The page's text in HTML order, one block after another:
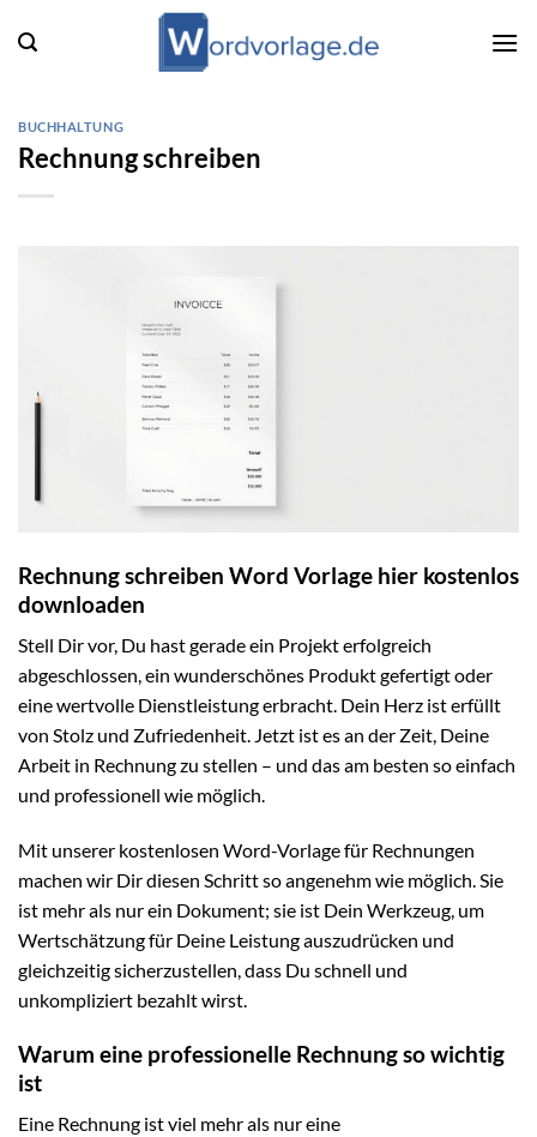
Inhalt
BUCHHALTUNG
Rechnung schreiben
Rechnung schreiben Word Vorlage hier kostenlos
downloaden
Stell Dir vor, Du hast gerade ein Projekt erfolgreich
abgeschlossen, ein wunderschönes Produkt gefertigt oder
eine wertvolle Dienstleistung erbracht. Dein Herz ist erfüllt
von Stolz und Zufriedenheit. Jetzt ist es an der Zeit, Deine
Arbeit in Rechnung zu stellen – und das am besten so einfach
und professionell wie möglich.
Mit unserer kostenlosen Word-Vorlage für Rechnungen
machen wir Dir diesen Schritt so angenehm wie möglich. Sie
ist mehr als nur ein Dokument; sie ist Dein Werkzeug, um
Wertschätzung für Deine Leistung auszudrücken und
gleichzeitig sicherzustellen, dass Du schnell und
unkompliziert bezahlt wirst.
Warum eine professionelle Rechnung so wichtig
ist
Eine Rechnung ist viel mehr als nur eine